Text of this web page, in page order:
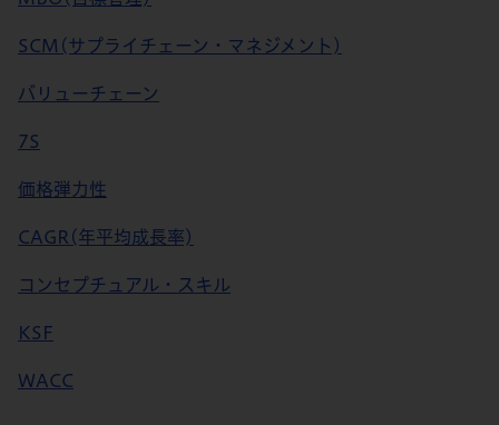
SCM(サプライチェーン・マネジメント)
バリューチェーン
7S
価格弾力性
CAGR(年平均成長率)
コンセプチュアル・スキル
KSF
WACC